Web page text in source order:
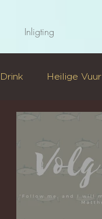
Inligting
Drink Heilige Vuur